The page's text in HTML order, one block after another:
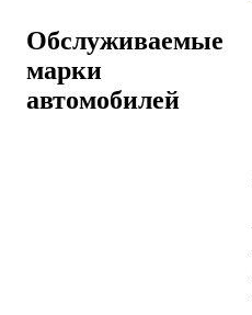
Обслуживаемые
марки
автомобилей